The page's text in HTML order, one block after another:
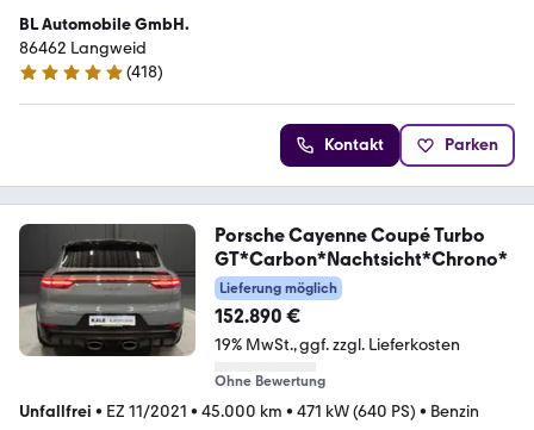
BL Automobile GmbH.
86462 Langweid
4.8 Sterne
(418)
Kontakt Parken
Porsche Cayenne Coupé Turbo
GT*Carbon*Nachtsicht*Chrono*
Lieferung möglich
152.890 €
19% MwSt. ggf. zzgl. Lieferkosten
Ohne Bewertung
Unfallfrei • EZ 11/2021 • 45.000 km • 471 kW (640 PS) • Benzin